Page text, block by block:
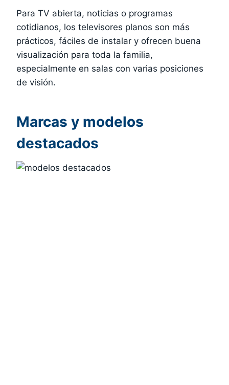
Para TV abierta, noticias o programas
cotidianos, los televisores planos son más
prácticos, fáciles de instalar y ofrecen buena
visualización para toda la familia,
especialmente en salas con varias posiciones
de visión.
Marcas y modelos
destacados